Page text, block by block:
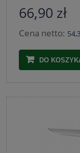
66,90 zł
Cena netto:
DO